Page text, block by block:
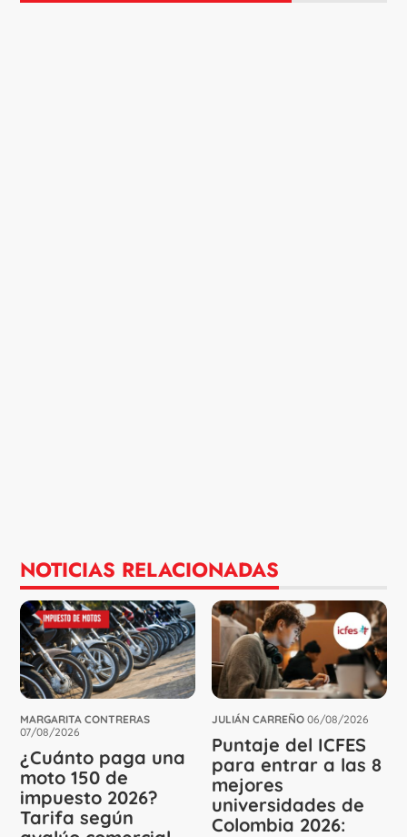
NOTICIAS RELACIONADAS
MARGARITA CONTRERAS
07/08/2026
¿Cuánto paga una
moto 150 de
impuesto 2026?
Tarifa según
JULIÁN CARREÑO 06/08/2026
Puntaje del ICFES
para entrar a las 8
mejores
universidades de
Colombia 2026: